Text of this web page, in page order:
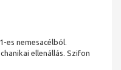
es nemesacélból.
ellenállás. Szifon